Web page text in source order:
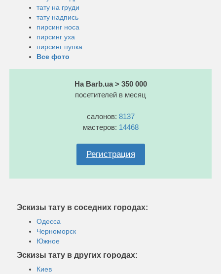
тату на груди
тату надпись
пирсинг носа
пирсинг уха
пирсинг пупка
Все фото
На Barb.ua > 350 000
посетителей в месяц
салонов: 8137
мастеров: 14468
Регистрация
Эскизы тату в соседних городах:
Одесса
Черноморск
Южное
Эскизы тату в других городах:
Киев